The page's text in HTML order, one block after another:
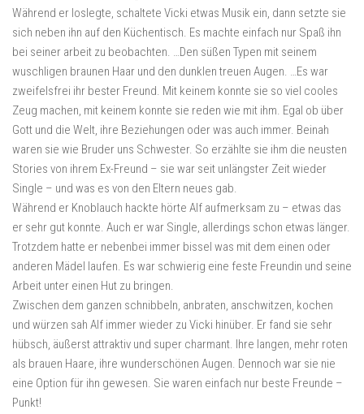
Während er loslegte, schaltete Vicki etwas Musik ein, dann setzte sie
sich neben ihn auf den Küchentisch. Es machte einfach nur Spaß ihn
bei seiner arbeit zu beobachten. …Den süßen Typen mit seinem
wuschligen braunen Haar und den dunklen treuen Augen. …Es war
zweifelsfrei ihr bester Freund. Mit keinem konnte sie so viel cooles
Zeug machen, mit keinem konnte sie reden wie mit ihm. Egal ob über
Gott und die Welt, ihre Beziehungen oder was auch immer. Beinah
waren sie wie Bruder uns Schwester. So erzählte sie ihm die neusten
Stories von ihrem Ex-Freund – sie war seit unlängster Zeit wieder
Single – und was es von den Eltern neues gab.
Während er Knoblauch hackte hörte Alf aufmerksam zu – etwas das
er sehr gut konnte. Auch er war Single, allerdings schon etwas länger.
Trotzdem hatte er nebenbei immer bissel was mit dem einen oder
anderen Mädel laufen. Es war schwierig eine feste Freundin und seine
Arbeit unter einen Hut zu bringen.
Zwischen dem ganzen schnibbeln, anbraten, anschwitzen, kochen
und würzen sah Alf immer wieder zu Vicki hinüber. Er fand sie sehr
hübsch, äußerst attraktiv und super charmant. Ihre langen, mehr roten
als brauen Haare, ihre wunderschönen Augen. Dennoch war sie nie
eine Option für ihn gewesen. Sie waren einfach nur beste Freunde –
Punkt!